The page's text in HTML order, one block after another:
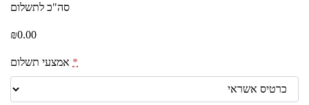
סה"כ לתשלום
₪0.00
אמצעי תשלום